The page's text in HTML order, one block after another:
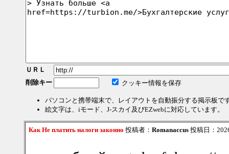
ＵＲＬ
削除キー
クッキー情報を保存
パソコンと携帯端末で、レイアウトを自動振分する掲示板で
絵文字は、iモード、J-スカイ及びEZwebに対応しています。
Как Не платить налоги законно 投稿者： Romanaccus 投稿日：